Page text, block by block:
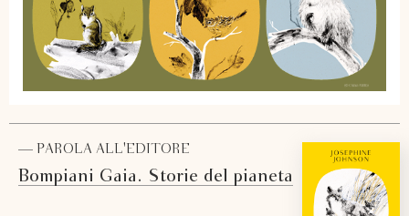
— PAROLA ALL'EDITORE
Bompiani Gaia. Storie del pianeta